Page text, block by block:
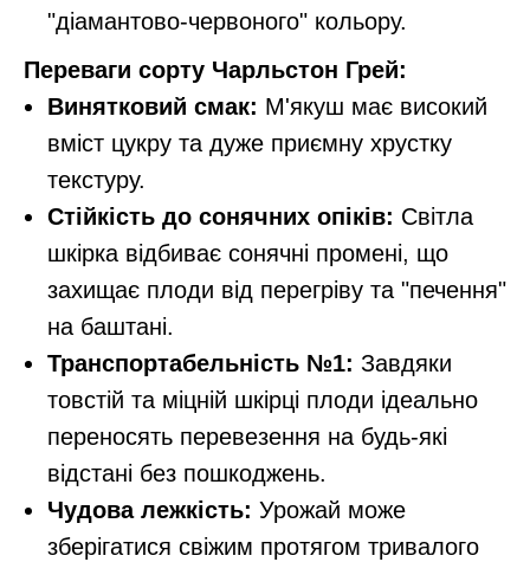
"діамантово-червоного" кольору.
Переваги сорту Чарльстон Грей:
Винятковий смак: М'якуш має високий
вміст цукру та дуже приємну хрустку
текстуру.
Стійкість до сонячних опіків: Світла
шкірка відбиває сонячні промені, що
захищає плоди від перегріву та "печення"
на баштані.
Транспортабельність №1: Завдяки
товстій та міцній шкірці плоди ідеально
переносять перевезення на будь-які
відстані без пошкоджень.
Чудова лежкість: Урожай може
зберігатися свіжим протягом тривалого